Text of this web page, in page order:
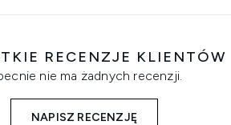
RECENZJE KLIENTÓW
nie ma żadnych recenzji.
NAPISZ RECENZJĘ